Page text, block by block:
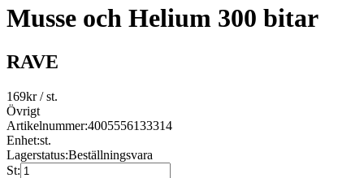
Musse och Helium 300 bitar
RAVE
169kr/ st.
Övrigt
Artikelnummer:4005556133314
Enhet:st.
Lagerstatus:Beställningsvara
St: